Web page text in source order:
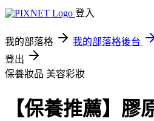
登入
我的部落格 我的部落格後台
登出
保養妝品 美容彩妝
【保養推薦】膠